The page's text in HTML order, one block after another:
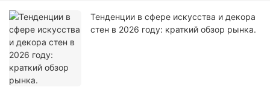
Тенденции в сфере искусства и декора
стен в 2026 году: краткий обзор рынка.